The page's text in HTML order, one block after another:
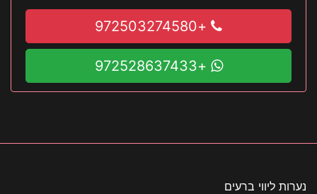
+972503274580
+972528637433
נערות ליווי ברעים